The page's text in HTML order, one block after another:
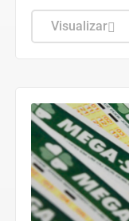
ineficácia das
índices de
Visualizar